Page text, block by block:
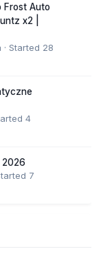
Frost Auto
x2 |
· Started 28
4
2026
7